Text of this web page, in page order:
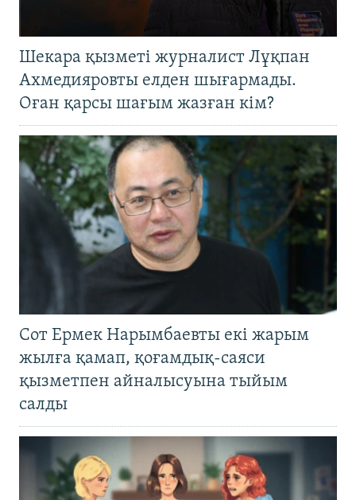
Шекара қызметі журналист Лұқпан
Ахмедияровты елден шығармады.
Оған қарсы шағым жазған кім?
Сот Ермек Нарымбаевты екі жарым
жылға қамап, қоғамдық-саяси
қызметпен айналысуына тыйым
салды